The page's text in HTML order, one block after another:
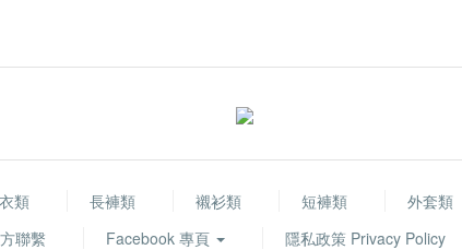
類 長褲類 襯衫類 短褲類 外套類
聯繫
Facebook 專頁 隱私政策 Privacy Policy